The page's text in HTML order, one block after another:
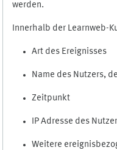
werden.
Innerhalb der Learnweb-
Art des Ereignisses
Name des Nutzers,
Zeitpunkt
IP Adresse des
Weitere